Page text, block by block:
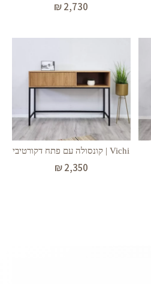
₪2,730
Vichi | קונסולה עם פתח דקורטיבי
₪2,350